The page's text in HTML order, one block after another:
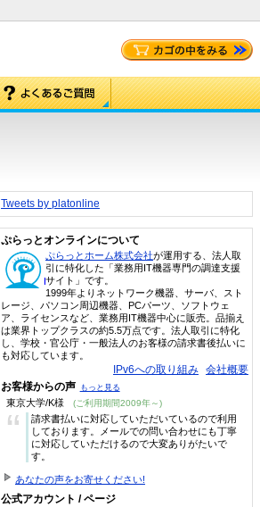
Tweets by platonline
ぷらっとオンラインについて
ぷらっとホーム株式会社が運用する、法人取
引に特化した「業務用IT機器専門の調達支援
サイト」です。
1999年よりネットワーク機器、サーバ、スト
レージ、パソコン周辺機器、PCパーツ、ソフトウェ
ア、ライセンスなど、業務用IT機器中心に販売。品揃え
は業界トップクラスの約5.5万点です。法人取引に特化
し、学校・官公庁・一般法人のお客様の請求書後払いに
も対応しています。
IPv6への取り組み 会社概要
お客様からの声 もっと見る
東京大学/K様 (ご利用期間2009年～)
“
請求書払いに対応していただいているので利用
しております。メールでの問い合わせにも丁寧
に対応していただけるので大変ありがたいで
す。
あなたの声をお寄せください!
公式アカウント / ページ